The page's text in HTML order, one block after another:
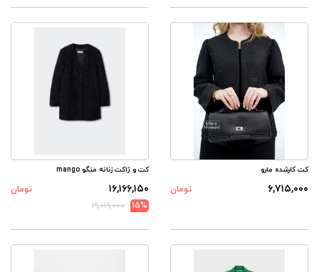
کت کارشده مارو
۶,۷۱۵,۰۰۰ تومان
کت و ژاکت زنانه منگو mango
۱۶,۱۶۶,۱۵۰
تومان
15%
۱۹,۰۱۹,۰۰۰